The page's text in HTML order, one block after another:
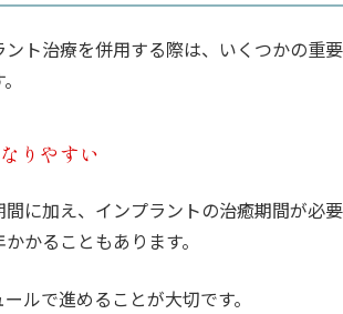
ト治療を併用する際は、いくつかの重要
りやすい
に加え、インプラントの治癒期間が必要
かることもあります。
ルで進めることが大切です。